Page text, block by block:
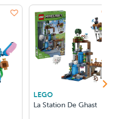
LEGO
Animaux Sauvages : Le